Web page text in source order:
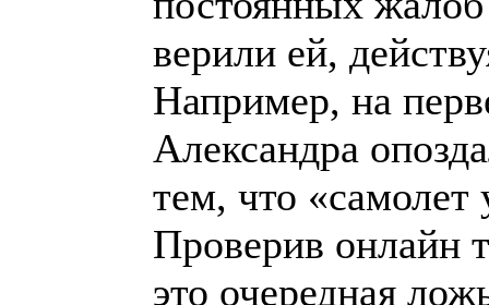
верили ей,
Например, на
Александра
тем, что
Проверив онлайн
это очередная